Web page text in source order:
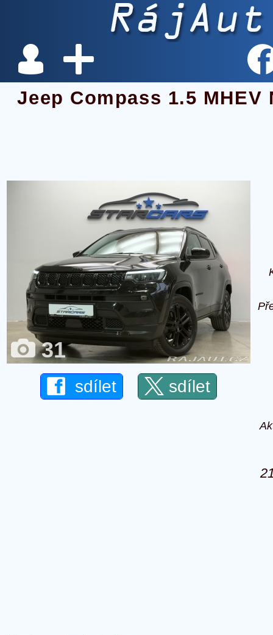
Jeep Compass 1.5 MHEV
31
sdílet sdílet